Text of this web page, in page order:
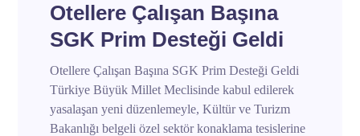
Otellere Çalışan Başına
SGK Prim Desteği Geldi
Otellere Çalışan Başına SGK Prim Desteği Geldi
Türkiye Büyük Millet Meclisinde kabul edilerek
yasalaşan yeni düzenlemeyle, Kültür ve Turizm
Bakanlığı belgeli özel sektör konaklama tesislerine